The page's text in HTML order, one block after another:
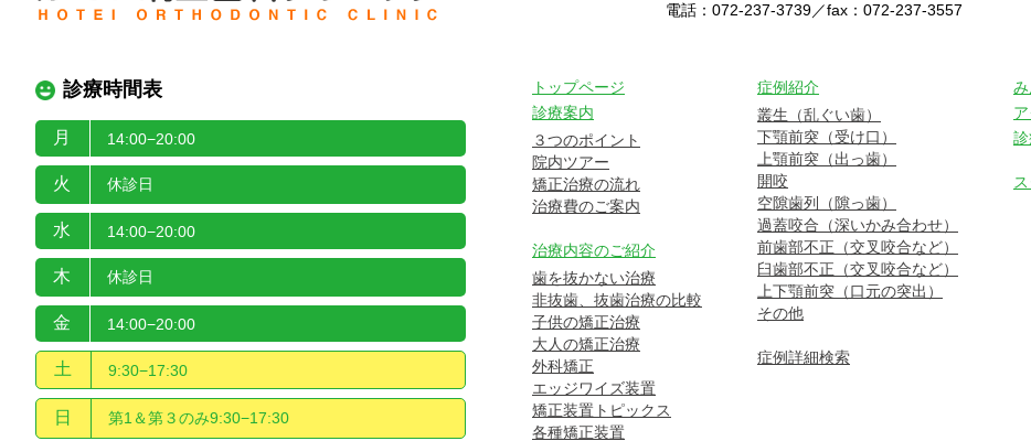
電話：072-237-3739／fax：072-237-3557
診療時間表
月 14:00−20:00
火 休診日
水 14:00−20:00
木 休診日
金 14:00−20:00
土 9:30−17:30
日 第1＆第３のみ9:30−17:30
トップページ
診療案内
３つのポイント
院内ツアー
矯正治療の流れ
治療費のご案内
治療内容のご紹介
歯を抜かない治療
非抜歯、抜歯治療の比較
子供の矯正治療
大人の矯正治療
外科矯正
エッジワイズ装置
矯正装置トピックス
各種矯正装置
症例紹介
叢生（乱ぐい歯）
下顎前突（受け口）
上顎前突（出っ歯）
開咬
空隙歯列（隙っ歯）
過蓋咬合（深いかみ合わせ）
前歯部不正（交叉咬合など）
臼歯部不正（交叉咬合など）
上下顎前突（口元の突出）
その他
症例詳細検索